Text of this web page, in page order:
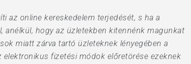
az online kereskedelem terjedését, s ha a
hogy az üzletekben kitennénk magunkat
miatt zárva tartó üzleteknek lényegében a
fizetési módok előretörése ezeknek